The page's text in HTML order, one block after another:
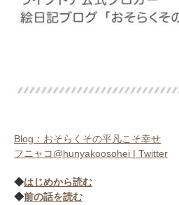
Blog：おそらくその平凡こそ幸せ
フニャコ@hunyakoosohei | Twitter
◆はじめから読む
◆前の話を読む